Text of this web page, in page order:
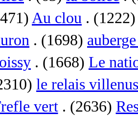
Au clou .
. (1698)
. (1668) Le
le relais villenus
vert. (2636)